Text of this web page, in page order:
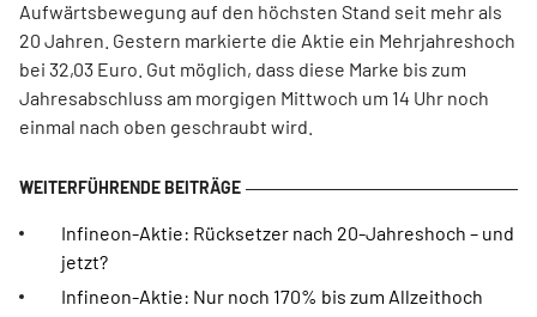
Aufwärtsbewegung auf den höchsten Stand seit mehr als
20 Jahren. Gestern markierte die Aktie ein Mehrjahreshoch
bei 32,03 Euro. Gut möglich, dass diese Marke bis zum
Jahresabschluss am morgigen Mittwoch um 14 Uhr noch
einmal nach oben geschraubt wird.
Infineon-Aktie: Rücksetzer nach 20-Jahreshoch – und
jetzt?
Infineon-Aktie: Nur noch 170% bis zum Allzeithoch